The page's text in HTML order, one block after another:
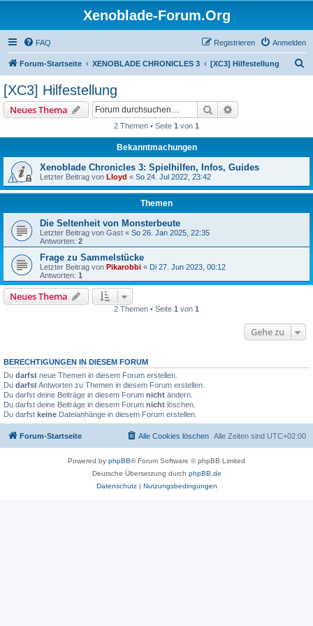
Xenoblade-Forum.Org
FAQ Anmelden
Registrieren
Forum-Startseite XENOBLADE CHRONICLES 3 [XC3] Hilfestellung
[XC3] Hilfestellung
Neues Thema Suche
2 Themen • Seite 1 von 1
Bekanntmachungen
Xenoblade Chronicles 3: Spielhilfen, Infos, Guides
Letzter Beitrag von Lloyd « So 24. Jul 2022, 23:42
Themen
Die Seltenheit von Monsterbeute
Letzter Beitrag von Gast « So 26. Jan 2025, 22:35
Antworten: 2
Frage zu Sammelstücke
Letzter Beitrag von Pikarobbi « Di 27. Jun 2023, 00:12
Antworten: 1
Neues Thema
2 Themen • Seite 1 von 1
Gehe zu
BERECHTIGUNGEN IN DIESEM FORUM
Du darfst neue Themen in diesem Forum erstellen.
Du darfstAntworten zu Themen in diesem Forum erstellen.
Du darfst deine Beiträge in diesem Forum nicht ändern.
Du darfst deine Beiträge in diesem Forum nicht löschen.
Du darfst keine Dateianhänge in diesem Forum erstellen.
Forum-Startseite Alle Zeiten sind UTC+02:00
Alle Cookies löschen
Powered by phpBB® Forum Software © phpBB Limited
Deutsche Übersetzung durch phpBB.de
Datenschutz| Nutzungsbedingungen